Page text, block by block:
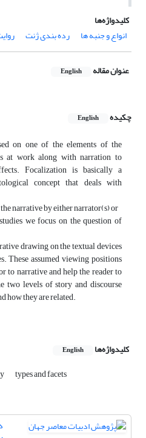
کلیدواژه‌ها
انواع و جنبه ها
رده بندی ژنت
عنوان مقاله English
چکیده English
on one of the elements of the
at work along with narration to
Focalization is basically a
concept that deals with
narrative by either narrator(s) or
we focus on the question of
drawing on the textual devices
These assumed viewing positions
to narrative and help the reader to
two levels of story and discourse
how they are related.
کلیدواژه‌ها English
types and facets